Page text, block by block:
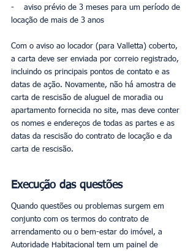
-    aviso prévio de 3 meses para um período de
locação de mais de 3 anos
Com o aviso ao locador (para Valletta) coberto,
a carta deve ser enviada por correio registrado,
incluindo os principais pontos de contato e as
datas de ação. Novamente, não há amostra de
carta de rescisão de aluguel de moradia ou
apartamento fornecida no site, mas deve conter
os nomes e endereços de todas as partes e as
datas da rescisão do contrato de locação e da
carta de rescisão.
Execução das questões
Quando questões ou problemas surgem em
conjunto com os termos do contrato de
arrendamento ou o bem-estar do imóvel, a
Autoridade Habitacional tem um painel de